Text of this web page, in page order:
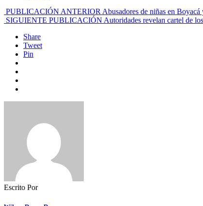
PUBLICACIÓN ANTERIORAbusadores de niñas en
SIGUIENTE PUBLICACIÓN Autoridades revelan cartel de
Share
Tweet
Pin
Escrito Por